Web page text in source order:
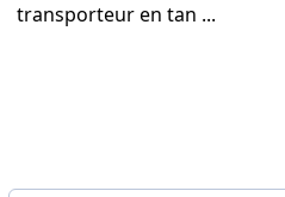
transporteur en tan ...